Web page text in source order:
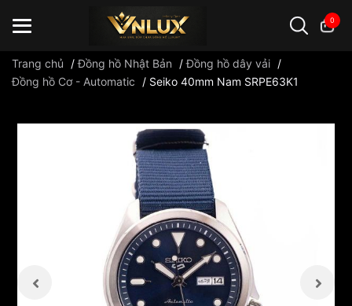
0
Trang chủ /Đồng hồ Nhật Bản /Đồng hồ dây vải /
Đồng hồ Cơ - Automatic
/ Seiko 40mm Nam SRPE63K1